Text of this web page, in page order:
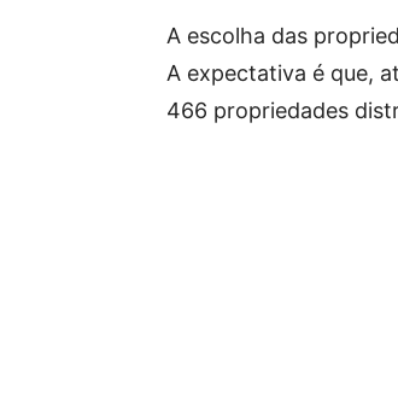
A escolha das
A expectativa é que,
466 propriedades